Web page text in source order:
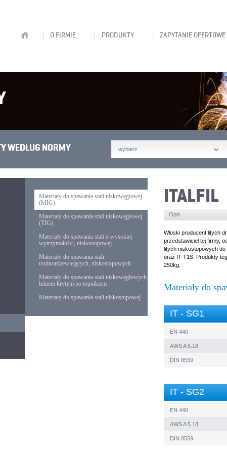
O FIRMIE PRODUKTY ZAPYTANIE OFERTOWE
WEDŁUG NORMY wybierz
Materiały do spawania stali niskowęglowej
(MIG)
Materiały do spawania stali niskowęglowej
(TIG)
Materiały do spawania stali o wysokiej
wytrzymałości, niskostopowej
Materiały do spawania stali
trudnordzewiejących, niskostopowych
Materiały do spawania stali niskowęglowych
łukiem krytym po topnikiem
Materiały do spawania stali niskostopowej
ITALFIL
Opis
Włoski producent litych
przedstawiciel tej firmy,
litych niskostopowych
oraz IT-T1S. Produkty
250kg.
Materiały do
IT - SG1
EN 440
AWS A 5.18
DIN 8559
IT - SG2
EN 440
AWS A 5.18
DIN 8559